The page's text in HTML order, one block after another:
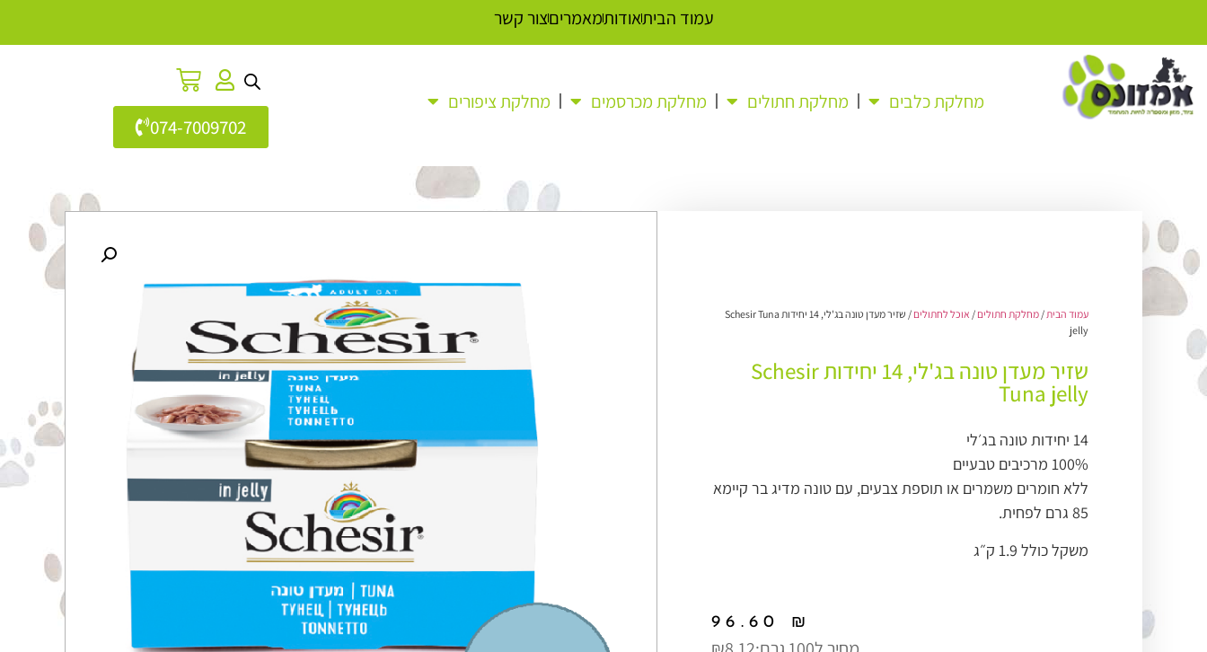
עמוד הביתאודותמאמריםצור קשר
מחלקת כלבים מחלקת חתולים מחלקת מכרסמים מחלקת ציפורים
074-7009702
עמוד הבית/ מחלקת חתולים / אוכל לחתולים
/ שזיר מעדן טונה בג'לי, 14 יחידות Schesir Tuna
jelly
שזיר מעדן טונה בג'לי, 14 יחידות Schesir
Tuna jelly
14 יחידות טונה בג׳לי
100% מרכיבים טבעיים
ללא חומרים משמרים או תוספת צבעים, עם טונה מדיג בר קיימא
85 גרם לפחית.
משקל כולל 1.9 ק״ג
96.60 ₪